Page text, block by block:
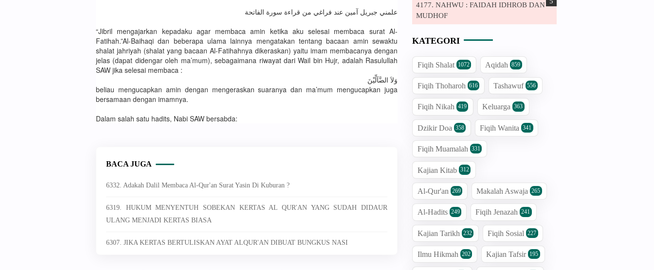
علمني جبريل آمين عند فراغي من قراءة سورة الفاتحة
“Jibril mengajarkan kepadaku agar membaca amin ketika aku selesai membaca surat Al-
Fatihah.”Al-Baihaqi dan beberapa ulama lainnya mengatakan tentang bacaan amin sewaktu
shalat jahriyah (shalat yang bacaan Al-Fatihahnya dikeraskan) yaitu imam membacanya dengan
jelas (dapat didengar oleh ma’mum), sebagaimana riwayat dari Wail bin Hujr, adalah Rasulullah
SAW jika selesai membaca :
وَلاَ الضَّآلِّيْنَ
beliau mengucapkan amin dengan mengeraskan suaranya dan ma’mum mengucapkan juga
bersamaan dengan imamnya.
Dalam salah satu hadits, Nabi SAW bersabda:
BACA JUGA
6332. Adakah Dalil Membaca Al-Qur'an Surat Yasin Di Kuburan ?
6319. HUKUM MENYENTUH SOBEKAN KERTAS AL QUR'AN YANG SUDAH DIDAUR
ULANG MENJADI KERTAS BIASA
6307. JIKA KERTAS BERTULISKAN AYAT ALQUR'AN DIBUAT BUNGKUS NASI
4177. NAHWU : FAIDAH IDHROB DAN
MUDHOF
KATEGORI
Fiqih Shalat 1072 Aqidah 859
Fiqih Thoharoh 616 Tashawuf 556
Fiqih Nikah 419 Keluarga 363
Dzikir Doa 358 Fiqih Wanita 341
Fiqih Muamalah 331
Kajian Kitab 312
Al-Qur'an 269 Makalah Aswaja 265
Al-Hadits 249 Fiqih Jenazah 241
Kajian Tarikh 232 Fiqih Sosial 227
Ilmu Hikmah 202 Kajian Tafsir 195